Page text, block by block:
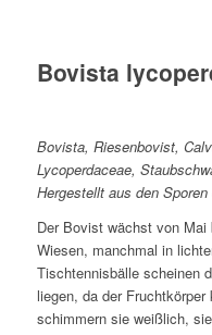
Bovista
Bovista, Riesenbovist,
Lycoperdaceae,
Hergestellt aus den
Der Bovist wächst von
Wiesen, manchmal in
Tischtennisbälle scheinen
liegen, da der
schimmern sie weißlich,